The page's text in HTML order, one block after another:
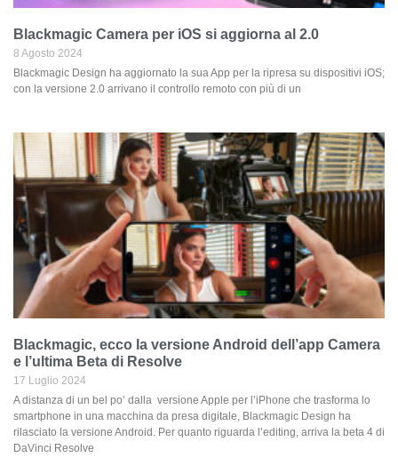
Blackmagic Camera per iOS si aggiorna al 2.0
8 Agosto 2024
Blackmagic Design ha aggiornato la sua App per la ripresa su dispositivi iOS;
con la versione 2.0 arrivano il controllo remoto con più di un
Blackmagic, ecco la versione Android dell’app Camera
e l’ultima Beta di Resolve
17 Luglio 2024
A distanza di un bel po’ dalla versione Apple per l’iPhone che trasforma lo
smartphone in una macchina da presa digitale, Blackmagic Design ha
rilasciato la versione Android. Per quanto riguarda l’editing, arriva la beta 4 di
DaVinci Resolve